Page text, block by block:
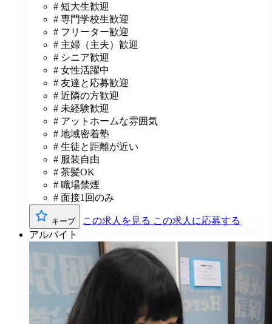
# 短大生歓迎
# 専門学校生歓迎
# フリーター歓迎
# 主婦（主夫）歓迎
# シニア歓迎
# 女性活躍中
# 友達と応募歓迎
# 近隣の方歓迎
# 未経験歓迎
# アットホームな雰囲気
# 地域密着塾
# 生徒と距離が近い
# 服装自由
# 茶髪OK
# 職場禁煙
# 面接1回のみ
キープ この求人を見る この求人に応募する
アルバイト